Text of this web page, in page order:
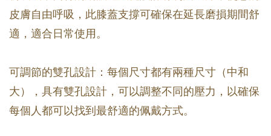
皮膚自由呼吸，此膝蓋支撐可確保在延長磨損期間舒
適，適合日常使用。
可調節的雙孔設計：每個尺寸都有兩種尺寸（中和
大），具有雙孔設計，可以調整不同的壓力，以確保
每個人都可以找到最舒適的佩戴方式。